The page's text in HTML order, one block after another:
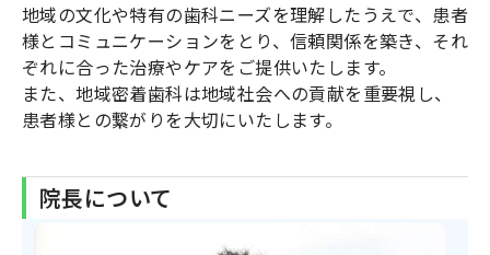
地域の文化や特有の歯科ニーズを理解したうえで、患者
様とコミュニケーションをとり、信頼関係を築き、それ
ぞれに合った治療やケアをご提供いたします。
また、地域密着歯科は地域社会への貢献を重要視し、
患者様との繋がりを大切にいたします。
院長について